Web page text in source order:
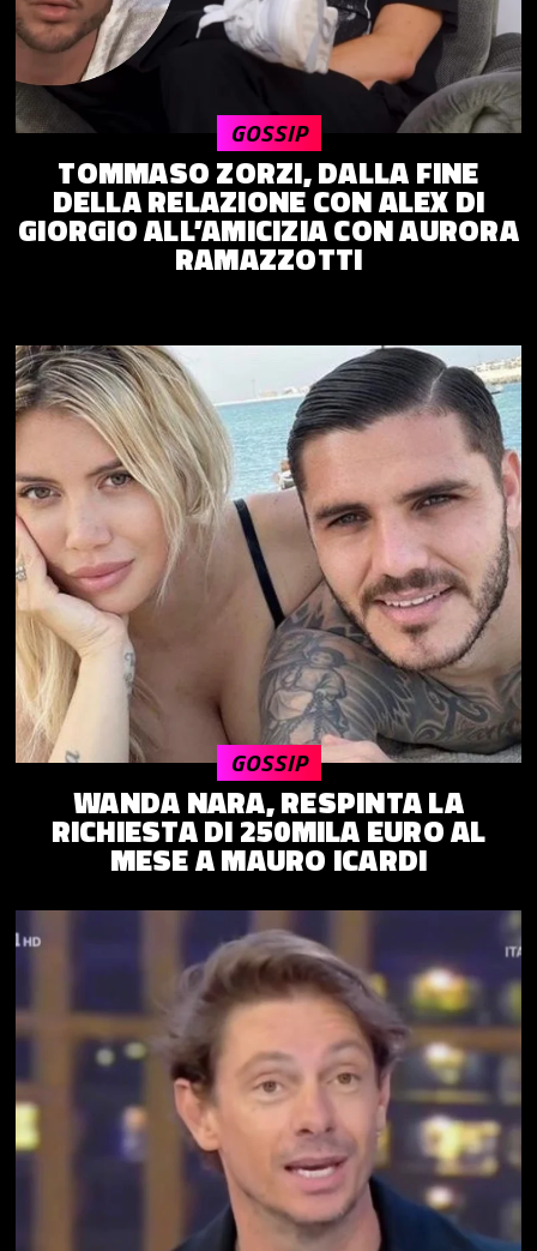
TOMMASO ZORZI, DALLA FINE
DELLA RELAZIONE CON ALEX DI
GIORGIO ALL’AMICIZIA CON AURORA
RAMAZZOTTI
GOSSIP
WANDA NARA, RESPINTA LA
RICHIESTA DI 250MILA EURO AL
MESE A MAURO ICARDI
GOSSIP